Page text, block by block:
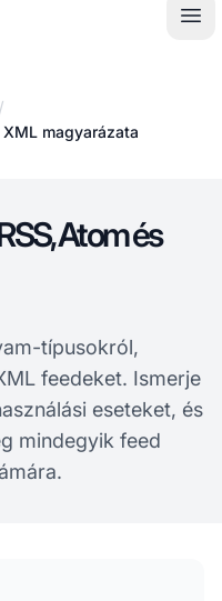
/
magyarázata
Atom és
típusokról,
feedeket. Ismerje
eseteket, és
mindegyik feed